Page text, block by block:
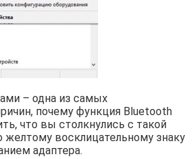
– одна из самых
почему функция Bluetooth
что вы столкнулись с такой
восклицательному знаку
адаптера.